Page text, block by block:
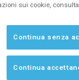
sui cookie,
Continua senza
Continua